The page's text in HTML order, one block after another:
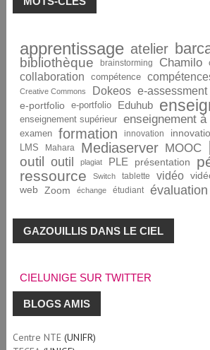
apprentissage atelier
bibliothèque brainstorming Chamilo
collaboration compétence
Creative Commons Dokeos e-assessment
e-portfolio e-portfolio Eduhub
enseignement supérieur enseignement
examen formation innovation
LMS Mahara Mediaserver MOOC
outil outil plagiat PLE présentation
ressource
Switch tablette vidéo
web
Zoom échange étudiant évaluation
GAZOUILLIS DANS LE CIEL
CIELUNIGE SUR TWITTER
BLOGS AMIS
Centre NTE(UNIFR)